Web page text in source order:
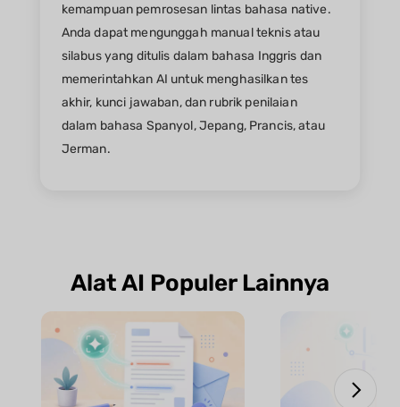
kemampuan pemrosesan lintas bahasa native.
Anda dapat mengunggah manual teknis atau
silabus yang ditulis dalam bahasa Inggris dan
memerintahkan AI untuk menghasilkan tes
akhir, kunci jawaban, dan rubrik penilaian
dalam bahasa Spanyol, Jepang, Prancis, atau
Jerman.
Alat AI Populer Lainnya